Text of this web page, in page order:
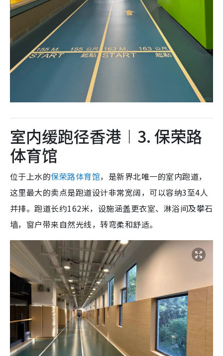
室内缓跑径香港︱3. 保荣路
体育馆
位于上水的保荣路体育馆，是新界北唯一的室内跑道，
这里最大的卖点是跑道设计非常宽阔，可以容纳3至4人
并排。跑道长约162米，设施涵盖更衣室、淋浴间及攀石
墙，窗户带来自然光线，转弯柔和舒适。